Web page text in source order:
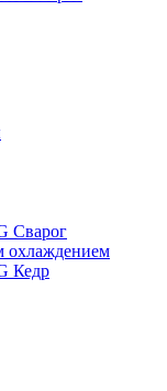
Сварог
охлаждением
Кедр